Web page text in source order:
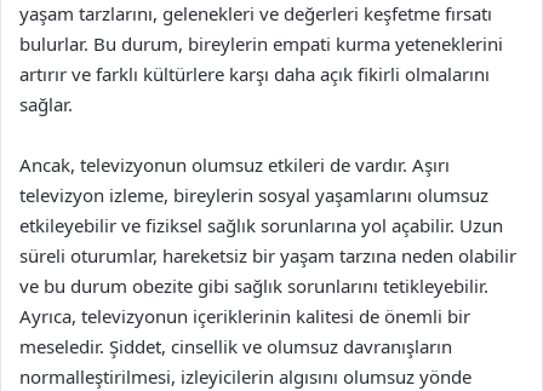
yaşam tarzlarını, gelenekleri ve değerleri keşfetme fırsatı
bulurlar. Bu durum, bireylerin empati kurma yeteneklerini
artırır ve farklı kültürlere karşı daha açık fikirli olmalarını
sağlar.
Ancak, televizyonun olumsuz etkileri de vardır. Aşırı
televizyon izleme, bireylerin sosyal yaşamlarını olumsuz
etkileyebilir ve fiziksel sağlık sorunlarına yol açabilir. Uzun
süreli oturumlar, hareketsiz bir yaşam tarzına neden olabilir
ve bu durum obezite gibi sağlık sorunlarını tetikleyebilir.
Ayrıca, televizyonun içeriklerinin kalitesi de önemli bir
meseledir. Şiddet, cinsellik ve olumsuz davranışların
normalleştirilmesi, izleyicilerin algısını olumsuz yönde